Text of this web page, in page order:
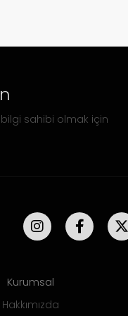
bilgi sahibi olmak için
Kurumsal
Hakkımızda